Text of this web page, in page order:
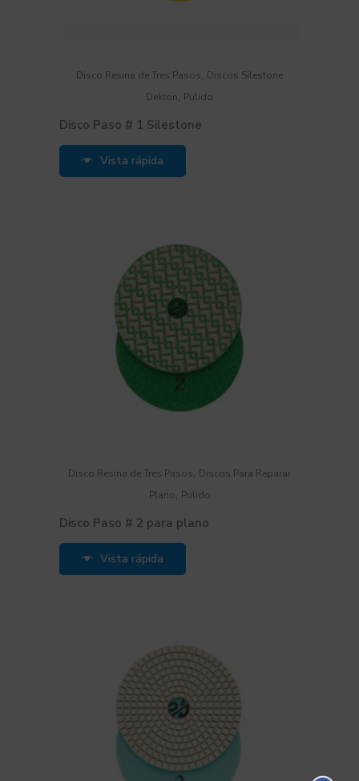
Disco Resina de Tres Pasos, Discos Silestone
Dekton, Pulido
Disco Paso # 1 Silestone
Vista rápida
Disco Resina de Tres Pasos, Discos Para Reparar
Plano, Pulido
Disco Paso # 2 para plano
Vista rápida